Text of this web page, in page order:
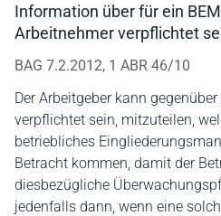
Information über für ein
Arbeitnehmer verpflichtet
BAG 7.2.2012, 1 ABR 46/10
Der Arbeitgeber kann
verpflichtet sein, mitzuteilen,
betriebliches
Betracht kommen, damit der
diesbezügliche
jedenfalls dann, wenn eine